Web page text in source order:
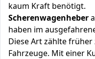
kaum Kraft benötigt.
Scherenwagenheber
haben im
Diese Art zählte
Fahrzeuge. Mit einer